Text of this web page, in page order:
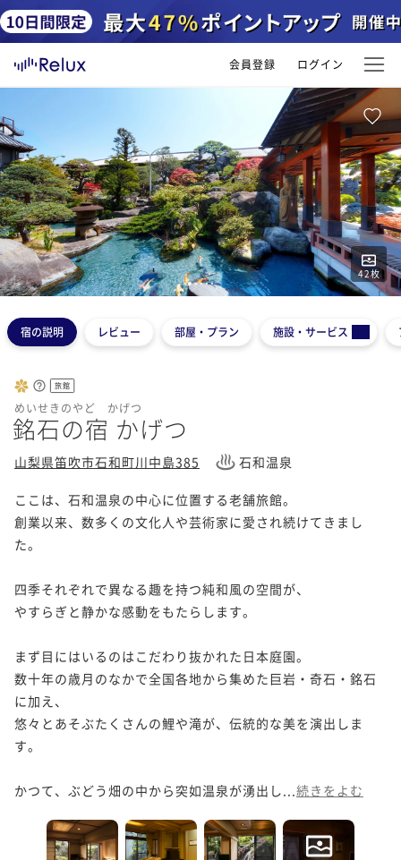
会員登録 ログイン
42枚
12345
宿の説明 レビュー 部屋・プラン 施設・サービス
旅館
めいせきのやど かげつ
銘石の宿 かげつ
山梨県笛吹市石和町川中島385 石和温泉
ここは、石和温泉の中心に位置する老舗旅館。
創業以来、数多くの文化人や芸術家に愛され続けてきまし
た。
四季それぞれで異なる趣を持つ純和風の空間が、
やすらぎと静かな感動をもたらします。
まず目にはいるのはこだわり抜かれた日本庭園。
数十年の歳月のなかで全国各地から集めた巨岩・奇石・銘石
に加え、
悠々とあそぶたくさんの鯉や滝が、伝統的な美を演出しま
す。
かつて、ぶどう畑の中から突如温泉が湧出し... 続きをよむ